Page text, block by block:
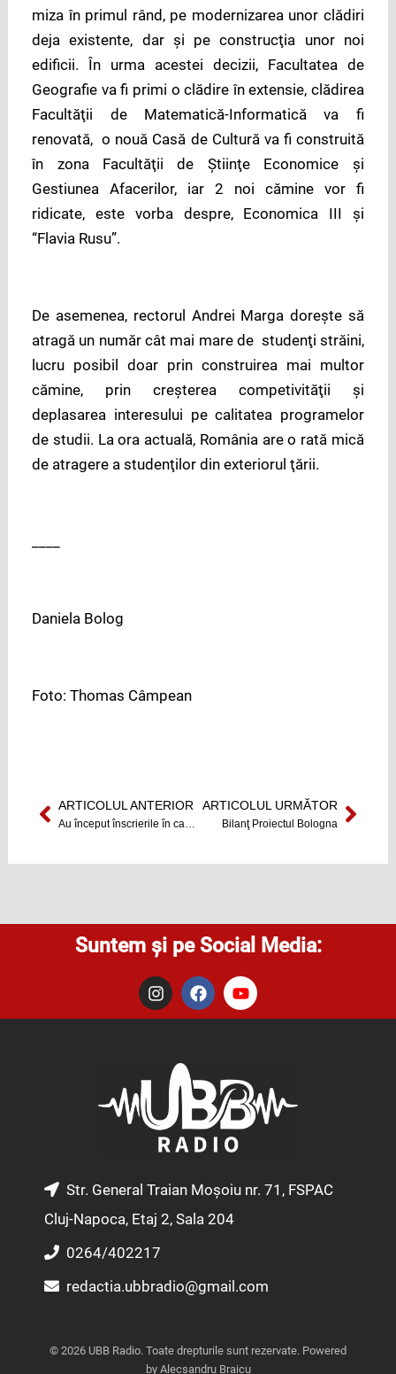
miza în primul rând, pe modernizarea unor clădiri
deja existente, dar şi pe construcţia unor noi
edificii. În urma acestei decizii, Facultatea de
Geografie va fi primi o clădire în extensie, clădirea
Facultăţii de Matematică-Informatică va fi
renovată, o nouă Casă de Cultură va fi construită
în zona Facultăţii de Ştiinţe Economice şi
Gestiunea Afacerilor, iar 2 noi cămine vor fi
ridicate, este vorba despre, Economica III şi
“Flavia Rusu”.
De asemenea, rectorul Andrei Marga doreşte să
atragă un număr cât mai mare de studenţi străini,
lucru posibil doar prin construirea mai multor
cămine, prin creşterea competivităţii şi
deplasarea interesului pe calitatea programelor
de studii. La ora actuală, România are o rată mică
de atragere a studenţilor din exteriorul ţării.
Daniela Bolog
Foto: Thomas Câmpean
Prev
ARTICOLUL ANTERIOR ARTICOLUL URMĂTOR
Bilanţ Proiectul BolognaNext
Suntem și pe Social Media:
I
n
s
m
F
a
c
o
k
Y
o
u
e
Str. General Traian Moșoiu nr. 71, FSPAC
Cluj-Napoca, Etaj 2, Sala 204
0264/402217
redactia.ubbradio@gmail.com
© 2026 UBB Radio. Toate drepturile sunt rezervate. Powered
by Alecsandru Braicu